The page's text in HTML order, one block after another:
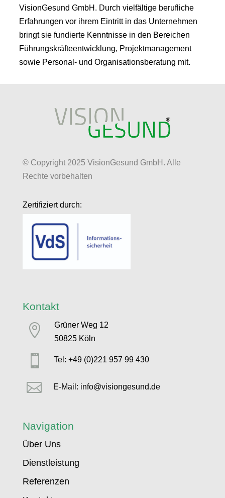
VisionGesund GmbH. Durch vielfältige berufliche
Erfahrungen vor ihrem Eintritt in das Unternehmen
bringt sie fundierte Kenntnisse in den Bereichen
Führungskräfteentwicklung, Projektmanagement
sowie Personal- und Organisationsberatung mit.
© Copyright 2025 VisionGesund GmbH. Alle
Rechte vorbehalten
Zertifiziert durch:
Kontakt

Grüner Weg 12
50825 Köln
 Tel: +49 (0)221 957 99 430
 E-Mail: info@visiongesund.de
Navigation
Über Uns
Dienstleistung
Referenzen